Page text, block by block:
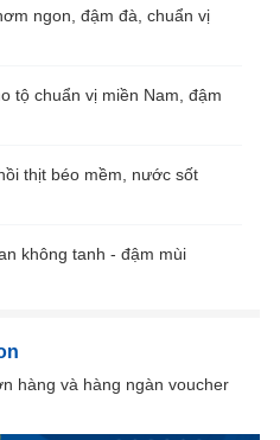
ngon, đậm đà, chuẩn vị
tộ chuẩn vị miền Nam, đậm
thịt béo mềm, nước sốt
không tanh - đậm mùi
hàng và hàng ngàn voucher